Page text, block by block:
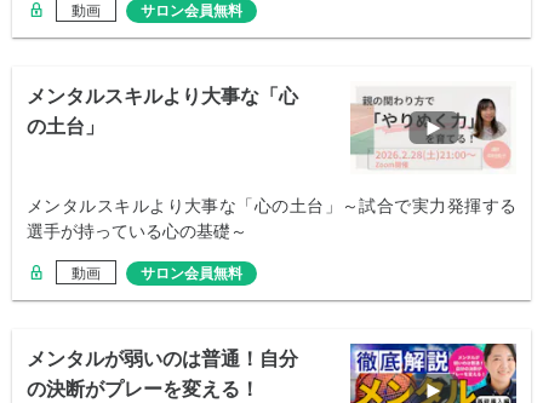
動画 サロン会員無料
メンタルスキルより大事な「心
の土台」
メンタルスキルより大事な「心の土台」～試合で実力発揮する
選手が持っている心の基礎～
動画 サロン会員無料
メンタルが弱いのは普通！自分
の決断がプレーを変える！